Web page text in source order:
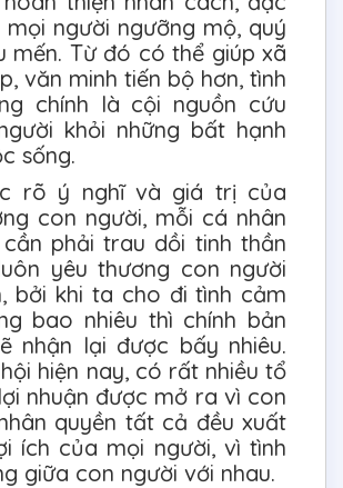
người ngưỡng mộ, quý
mến. Từ đó có thể giúp xã
văn minh tiến bộ hơn, tình
chính là cội nguồn cứu
khỏi những bất hạnh
sống.
rõ ý nghĩ và giá trị của
con người, mỗi cá nhân
phải trau dồi tinh thần
yêu thương con người
bởi khi ta cho đi tình cảm
bao nhiêu thì chính bản
nhận lại được bấy nhiêu.
hiện nay, có rất nhiều tổ
nhuận được mở ra vì con
quyền tất cả đều xuất
ích của mọi người, vì tình
giữa con người với nhau.